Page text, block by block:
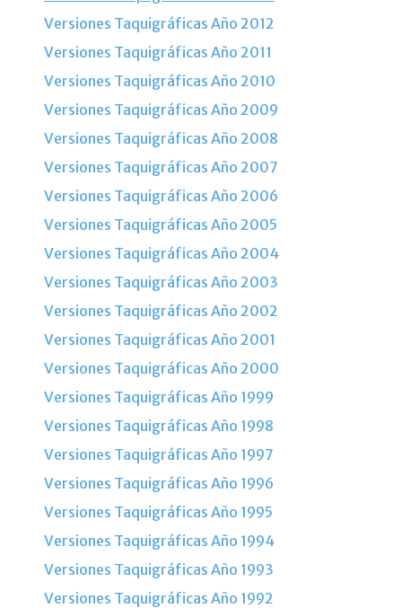
Versiones Taquigráficas Año 2012
Versiones Taquigráficas Año 2011
Versiones Taquigráficas Año 2010
Versiones Taquigráficas Año 2009
Versiones Taquigráficas Año 2008
Versiones Taquigráficas Año 2007
Versiones Taquigráficas Año 2006
Versiones Taquigráficas Año 2005
Versiones Taquigráficas Año 2004
Versiones Taquigráficas Año 2003
Versiones Taquigráficas Año 2002
Versiones Taquigráficas Año 2001
Versiones Taquigráficas Año 2000
Versiones Taquigráficas Año 1999
Versiones Taquigráficas Año 1998
Versiones Taquigráficas Año 1997
Versiones Taquigráficas Año 1996
Versiones Taquigráficas Año 1995
Versiones Taquigráficas Año 1994
Versiones Taquigráficas Año 1993
Versiones Taquigráficas Año 1992